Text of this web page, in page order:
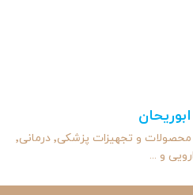
فروش انواع محصولات و تجهیزات پزشکی٬ درمانی٬
و ...